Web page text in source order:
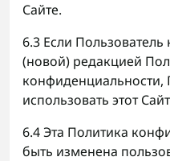
Сайте.
6.3 Если Пользователь
(новой) редакцией
конфиденциальности,
использовать этот
6.4 Эта Политика
быть изменена